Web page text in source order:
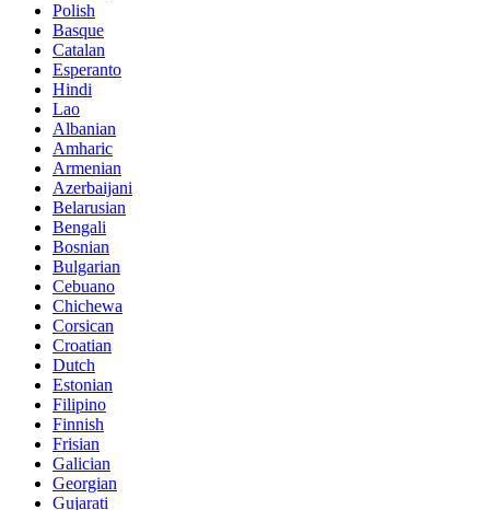
Polish
Basque
Catalan
Esperanto
Hindi
Lao
Albanian
Amharic
Armenian
Azerbaijani
Belarusian
Bengali
Bosnian
Bulgarian
Cebuano
Chichewa
Corsican
Croatian
Dutch
Estonian
Filipino
Finnish
Frisian
Galician
Georgian
Gujarati